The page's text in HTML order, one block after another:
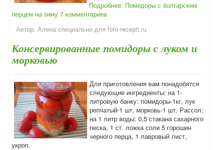
Подробнее: Помидоры с болгарским
перцем на зиму 7 комментариев
Автор: Алена специально для foto-recepti.ru
Консервированные помидоры с луком и
морковью
Для приготовления вам понадобятся
следующие ингредиенты: на 1-
литровую банку: помидоры-1кг, лук
репчатый-1 шт, морковь-1 шт. Рассол:
на 1 литр воды: 0,5 стакана сахарного
песка, 1 ст. ложка соли 5 горошин
черного перца, 1 лавровый лист,
укроп.